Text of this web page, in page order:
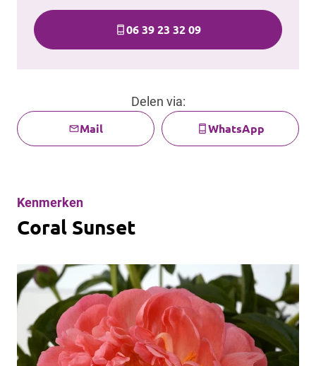
phone_iphone06 39 23 32 09
Delen via:
mailMail phone_iphoneWhatsApp
Kenmerken
Coral Sunset